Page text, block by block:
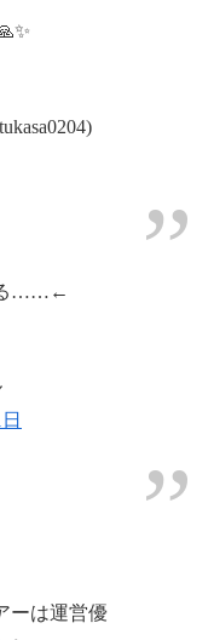
る……←
ーは運営優